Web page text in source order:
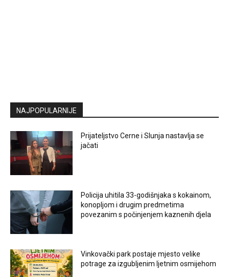
NAJPOPULARNIJE
Prijateljstvo Cerne i Slunja nastavlja se
jačati
Policija uhitila 33-godišnjaka s kokainom,
konopljom i drugim predmetima
povezanim s počinjenjem kaznenih djela
Vinkovački park postaje mjesto velike
potrage za izgubljenim ljetnim osmijehom